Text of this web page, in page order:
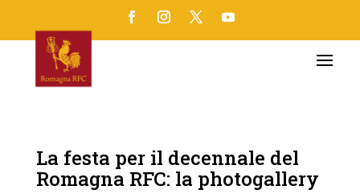
La festa per il decennale del
Romagna RFC: la photogallery